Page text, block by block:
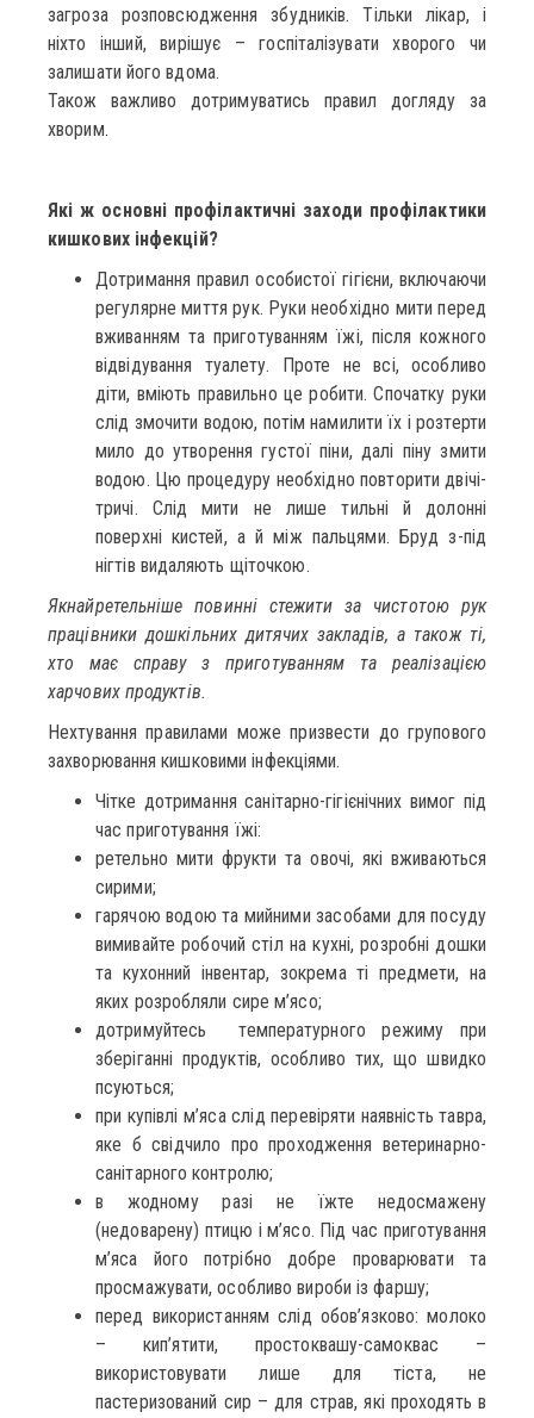
загроза розповсюдження збудників. Тільки лікар, і
ніхто інший, вирішує – госпіталізувати хворого чи
залишати його вдома.
Також важливо дотримуватись правил догляду за
хворим.
Які ж основні профілактичні заходи профілактики
кишкових інфекцій?
Дотримання правил особистої гігієни, включаючи
регулярне миття рук. Руки необхідно мити перед
вживанням та приготуванням їжі, після кожного
відвідування туалету. Проте не всі, особливо
діти, вміють правильно це робити. Спочатку руки
слід змочити водою, потім намилити їх і розтерти
мило до утворення густої піни, далі піну змити
водою. Цю процедуру необхідно повторити двічі-
тричі. Слід мити не лише тильні й долонні
поверхні кистей, а й між пальцями. Бруд з-під
нігтів видаляють щіточкою.
Якнайретельніше повинні стежити за чистотою рук
працівники дошкільних дитячих закладів, а також ті,
хто має справу з приготуванням та реалізацією
харчових продуктів.
Нехтування правилами може призвести до групового
захворювання кишковими інфекціями.
Чітке дотримання санітарно-гігієнічних вимог під
час приготування їжі:
ретельно мити фрукти та овочі, які вживаються
сирими;
гарячою водою та мийними засобами для посуду
вимивайте робочий стіл на кухні, розробні дошки
та кухонний інвентар, зокрема ті предмети, на
яких розробляли сире м’ясо;
дотримуйтесь температурного режиму при
зберіганні продуктів, особливо тих, що швидко
псуються;
при купівлі м’яса слід перевіряти наявність тавра,
яке б свідчило про проходження ветеринарно-
санітарного контролю;
в жодному разі не їжте недосмажену
(недоварену) птицю і м’ясо. Під час приготування
м’яса його потрібно добре проварювати та
просмажувати, особливо вироби із фаршу;
перед використанням слід обов’язково: молоко
– кип’ятити, простоквашу-самоквас –
використовувати лише для тіста, не
пастеризований сир – для страв, які проходять в